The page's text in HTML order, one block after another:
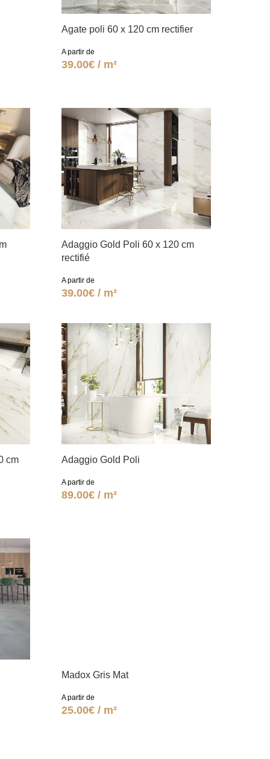
Agate poli 60 x 120 cm rectifier
A partir de
39.00€ / m²
Adaggio Gold Poli 60 x 120 cm
rectifié
A partir de
39.00€ / m²
cm
Adaggio Gold Poli
A partir de
89.00€ / m²
Madox Gris Mat
A partir de
25.00€ / m²